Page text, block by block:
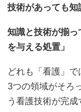
技術があっても知
知識と技術が揃
を与える処置」
どれも「看護」で
3つの領域がそろ
う看護技術が完成